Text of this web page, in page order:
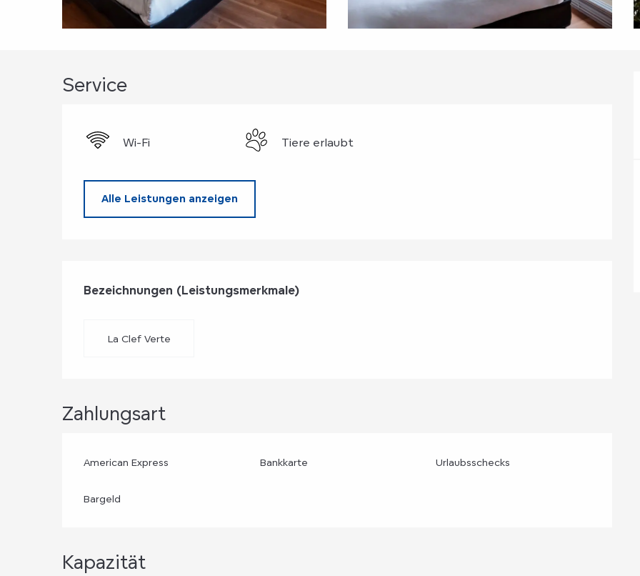
Service
Wi-Fi Tiere erlaubt
Alle Leistungen anzeigen
Leistungensmöglichkeiten
Bezeichnungen (Leistungsmerkmale)
Bezeichnungen (Leistungsmerkmale)
La Clef Verte
Zahlungsart
American Express Bankkarte Urlaubsschecks
Bargeld
Kapazität